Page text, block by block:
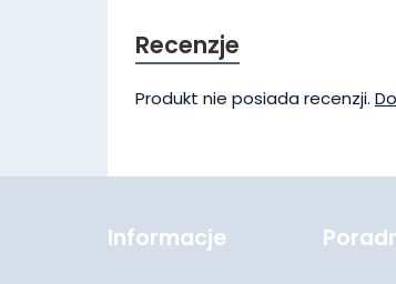
Recenzje
Produkt nie posiada recenzji.
Informacje